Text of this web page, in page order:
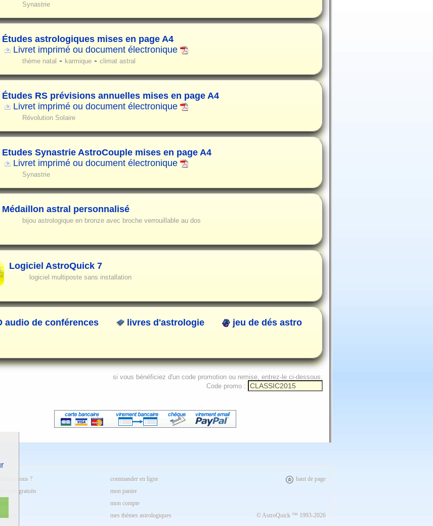
Synastrie
Études astrologiques mises en page A4
Livret imprimé ou document électronique
thème natal - karmique- climat astral
Études RS prévisions annuelles mises en page A4
Livret imprimé ou document électronique
Révolution Solaire
Etudes Synastrie AstroCouple mises en page A4
Livret imprimé ou document électronique
Synastrie
Médaillon astral personnalisé
bijou astrologique en bronze avec broche verrouillable au dos
Logiciel AstroQuick 7
logiciel multiposte sans installation
audio de conférences livres d'astrologie jeu de dés astro
si vous bénéficiez d'un code promotion ou remise, entrez-le ci-dessous:
Code promo :
nous ?
web gratuits
commander en ligne
mon panier
mon compte
mes thèmes astrologiques
haut de page
© AstroQuick ™ 1993-2026